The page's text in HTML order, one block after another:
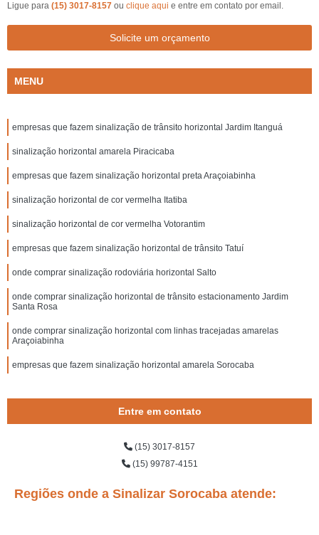
Ligue para (15) 3017-8157 ou clique aqui e entre em contato por email.
Solicite um orçamento
MENU
empresas que fazem sinalização de trânsito horizontal Jardim Itanguá
sinalização horizontal amarela Piracicaba
empresas que fazem sinalização horizontal preta Araçoiabinha
sinalização horizontal de cor vermelha Itatiba
sinalização horizontal de cor vermelha Votorantim
empresas que fazem sinalização horizontal de trânsito Tatuí
onde comprar sinalização rodoviária horizontal Salto
onde comprar sinalização horizontal de trânsito estacionamento Jardim
Santa Rosa
onde comprar sinalização horizontal com linhas tracejadas amarelas
Araçoiabinha
empresas que fazem sinalização horizontal amarela Sorocaba
Entre em contato
(15) 3017-8157
(15) 99787-4151
Regiões onde a Sinalizar Sorocaba atende: